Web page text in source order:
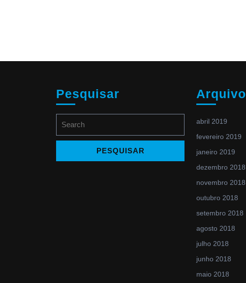
Pesquisar
for:
Arquivo
abril 2019
fevereiro 2019
janeiro 2019
dezembro 2018
novembro 2018
outubro 2018
setembro 2018
agosto 2018
julho 2018
junho 2018
maio 2018